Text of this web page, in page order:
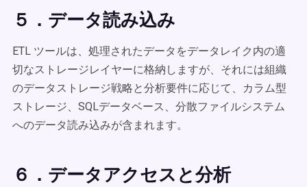
５．データ読み込み
ETL ツールは、処理されたデータをデータレイク内の適
切なストレージレイヤーに格納しますが、それには組織
のデータストレージ戦略と分析要件に応じて、カラム型
ストレージ、SQLデータベース、分散ファイルシステム
へのデータ読み込みが含まれます。
６．データアクセスと分析